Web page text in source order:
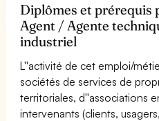
Diplômes et prérequis
Agent / Agente
industriel
L''activité de cet emploi/
sociétés de services de
territoriales, d''associations
intervenants (clients,